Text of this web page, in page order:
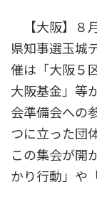
【大阪】８
県知事選玉城
催は「大阪５
大阪基金」等
会準備会への
つに立った団
この集会が開
かり行動」や